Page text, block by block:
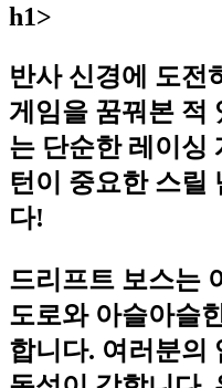
h1>
반사 신경에 도전
게임을 꿈꿔본 적
는 단순한 레이싱
턴이 중요한 스릴
다!
드리프트 보스는
도로와 아슬아슬
합니다. 여러분의